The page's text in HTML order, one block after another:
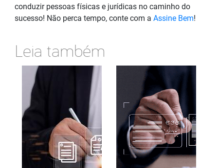
conduzir pessoas físicas e jurídicas no caminho do
sucesso! Não perca tempo, conte com a Assine Bem!
Leia também